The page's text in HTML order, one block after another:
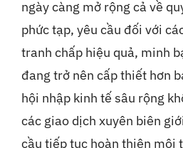
ngày càng mở rộng cả về
phức tạp, yêu cầu đối với
tranh chấp hiệu quả, minh
đang trở nên cấp thiết hơn
hội nhập kinh tế sâu rộng
các giao dịch xuyên biên
cầu tiếp tục hoàn thiện môi